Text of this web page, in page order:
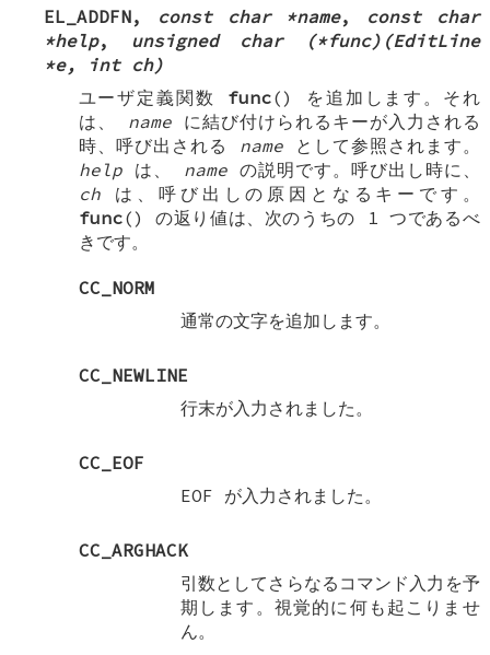
EL_ADDFN, const char *name, const char
*help, unsigned char (*func)(EditLine
*e, int ch)
ユーザ定義関数 func() を追加します。それ
は、 nameに結び付けられるキーが入力される
時、呼び出される nameとして参照されます。
helpは、 nameの説明です。呼び出し時に、
chは、呼び出しの原因となるキーです。
func() の返り値は、次のうちの 1 つであるべ
きです。
CC_NORM
通常の文字を追加します。
CC_NEWLINE
行末が入力されました。
CC_EOF
EOF が入力されました。
CC_ARGHACK
引数としてさらなるコマンド入力を予
期します。視覚的に何も起こりませ
ん。